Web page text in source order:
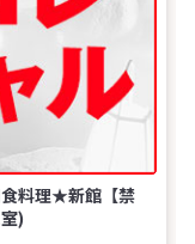
料理★新館【禁
)